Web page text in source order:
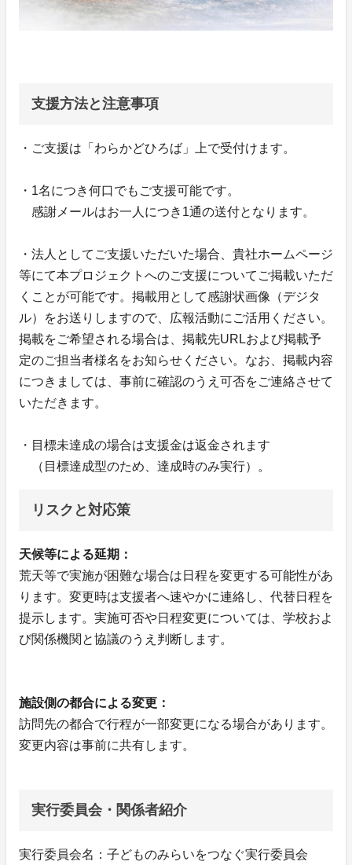
支援方法と注意事項
・ご支援は「わらかどひろば」上で受付けます。
・1名につき何口でもご支援可能です。
感謝メールはお一人につき1通の送付となります。
・法人としてご支援いただいた場合、貴社ホームページ
等にて本プロジェクトへのご支援についてご掲載いただ
くことが可能です。掲載用として感謝状画像（デジタ
ル）をお送りしますので、広報活動にご活用ください。
掲載をご希望される場合は、掲載先URLおよび掲載予
定のご担当者様名をお知らせください。なお、掲載内容
につきましては、事前に確認のうえ可否をご連絡させて
いただきます。
・目標未達成の場合は支援金は返金されます
（目標達成型のため、達成時のみ実行）。
リスクと対応策
天候等による延期：
荒天等で実施が困難な場合は日程を変更する可能性があ
ります。変更時は支援者へ速やかに連絡し、代替日程を
提示します。実施可否や日程変更については、学校およ
び関係機関と協議のうえ判断します。
施設側の都合による変更：
訪問先の都合で行程が一部変更になる場合があります。
変更内容は事前に共有します。
実行委員会・関係者紹介
実行委員会名：子どものみらいをつなぐ実行委員会